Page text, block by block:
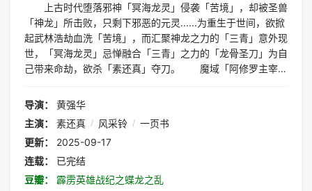
上古时代堕落邪神「冥海龙灵」侵袭「苦境」，却被圣兽
「神龙」所击败，只剩下邪恶的元灵......为重⽣于世间，欲掀
起武林浩劫⾎洗「苦境」，⽽汇聚神龙之⼒的「三青」意外现
世，「冥海龙灵」忌惮融合「三青」之⼒的「龙骨圣刀」为⾃
⼰带来命劫，欲杀「素还真」夺刀。 魔域「阿修罗主宰」
突破并获得邪刀「衍那魔刀」，身处如此至高无上的地位，却
遇的两⼈将会引起怎样的波澜？ 新一代的中原领袖「素还
真」为了苦境和平与「一页书」两人联手，一明一暗，一层一
层揭开垂涎苦境背后真正的黑暗势力，「一页书」与「半尺
剑」在 悬空棋盘谈论天下局势与「素还真」之生死，「一页
导演：
黄强华
主演：
素还真 / 风采铃 / 一页书
更新：
2025-09-17
连载：
已完结
豆瓣：
霹雳英雄战纪之蝶龙之乱